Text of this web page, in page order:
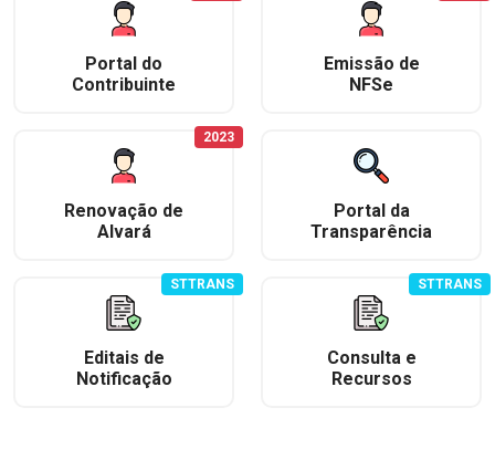
Portal do
Contribuinte
Emissão de
NFSe
Renovação de
Alvará
2023
Portal da
Transparência
Editais de
Notificação
STTRANS
Consulta e
Recursos
STTRANS